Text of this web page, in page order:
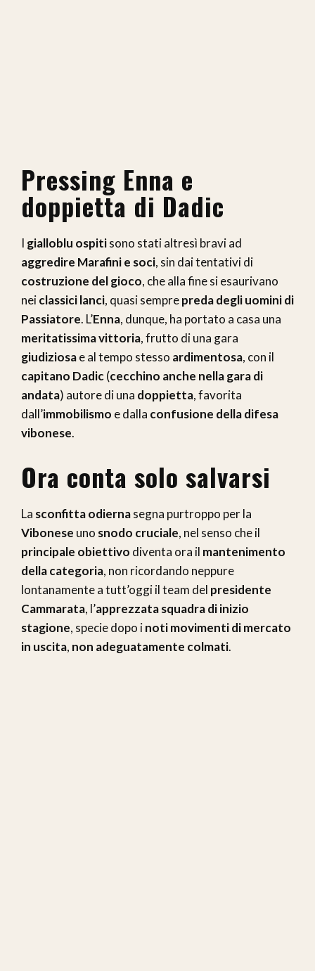
Pressing Enna e
doppietta di Dadic
I gialloblu ospitisono stati altresì bravi ad
aggredire Marafini e soci, sin dai tentativi di
costruzione del gioco, che alla fine si esaurivano
neiclassici lanci, quasi semprepreda degli uomini di
Passiatore. L’Enna, dunque, ha portato a casa una
meritatissima vittoria, frutto di una gara
giudiziosae al tempo stesso ardimentosa, con il
capitano Dadic(cecchino anche nella gara di
andata) autore di una doppietta, favorita
dall’immobilismo e dalla confusione della difesa
vibonese.
Ora conta solo salvarsi
La sconfitta odiernasegna purtroppo per la
Vibonese uno snodo cruciale, nel senso che il
principale obiettivo diventa ora il mantenimento
della categoria, non ricordando neppure
lontanamente a tutt’oggi il team del presidente
Cammarata, l’apprezzata squadra di inizio
stagione, specie dopo inoti movimenti di mercato
in uscita, non adeguatamente colmati.